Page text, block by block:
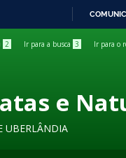
2 Ir para a busca 3 Ir para o
e
UBERLÂNDIA